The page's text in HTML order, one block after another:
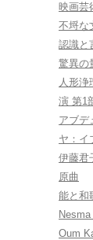
映画芸
不埒な
認識と
驚異の
人形浄
演 第1
アブデ
ヤ：イ
伊藤君
原曲
能と和
Oum